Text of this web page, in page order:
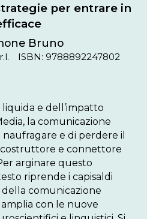
per entrare in
Bruno
ISBN: 9788892247802
liquida e dell’impatto
la comunicazione
e di perdere il
e connettore
arginare questo
riprende i capisaldi
comunicazione
con le nuove